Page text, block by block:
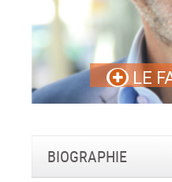
LE
BIOGRAPHIE